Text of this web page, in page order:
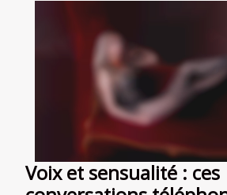
Voix et sensualité : ces